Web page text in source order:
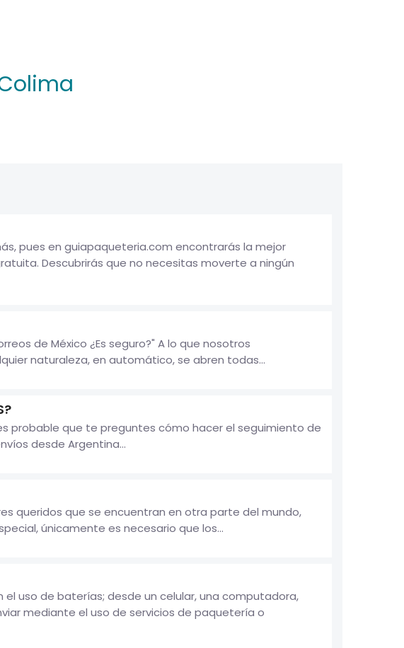
pues en guiapaqueteria.com encontrarás la mejor
Descubrirás que no necesitas moverte a ningún
de México ¿Es seguro?" A lo que nosotros
naturaleza, en automático, se abren todas...
probable que te preguntes cómo hacer el seguimiento de
desde Argentina...
queridos que se encuentran en otra parte del mundo,
únicamente es necesario que los...
uso de baterías; desde un celular, una computadora,
mediante el uso de servicios de paquetería o